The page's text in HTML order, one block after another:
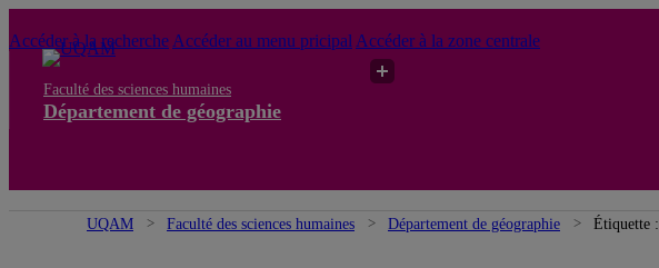
Accéder à la recherche Accéder au menu pricipal Accéder à la zone centrale
Faculté des sciences humaines
Département de géographie
UQAM Faculté des sciences humaines Département de géographie Étiquette :